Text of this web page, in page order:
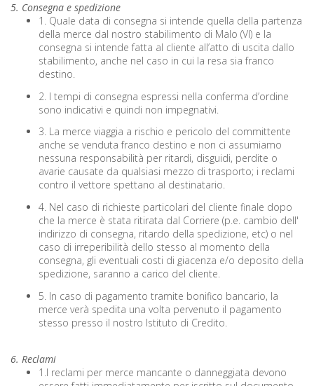
5. Consegna e spedizione
1. Quale data di consegna si intende quella della partenza
della merce dal nostro stabilimento di Malo (VI) e la
consegna si intende fatta al cliente all’atto di uscita dallo
stabilimento, anche nel caso in cui la resa sia franco
destino.
2. I tempi di consegna espressi nella conferma d’ordine
sono indicativi e quindi non impegnativi.
3. La merce viaggia a rischio e pericolo del committente
anche se venduta franco destino e non ci assumiamo
nessuna responsabilità per ritardi, disguidi, perdite o
avarie causate da qualsiasi mezzo di trasporto; i reclami
contro il vettore spettano al destinatario.
4. Nel caso di richieste particolari del cliente finale dopo
che la merce è stata ritirata dal Corriere (p.e. cambio dell'
indirizzo di consegna, ritardo della spedizione, etc) o nel
caso di irreperibilità dello stesso al momento della
consegna, gli eventuali costi di giacenza e/o deposito della
spedizione, saranno a carico del cliente.
5. In caso di pagamento tramite bonifico bancario, la
merce verà spedita una volta pervenuto il pagamento
stesso presso il nostro Istituto di Credito.
6. Reclami
1.I reclami per merce mancante o danneggiata devono